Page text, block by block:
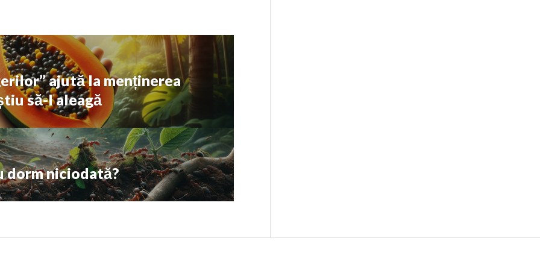
ajută la menținerea
să-l aleagă
dorm niciodată?